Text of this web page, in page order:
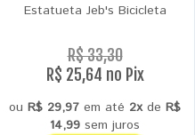
Estatueta Jeb's Bicicleta
R$ 33,30
R$ 25,64 no Pix
ou R$ 29,97 em até 2xde R$
14,99 sem juros